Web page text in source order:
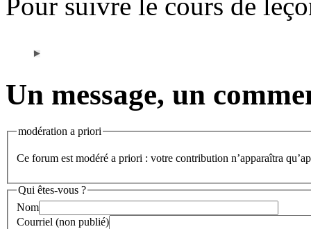
Un message, un
modération a priori
Ce forum est modéré a priori : votre contribution n’apparaîtra
Qui êtes-vous ?
Nom
Courriel (non publié)